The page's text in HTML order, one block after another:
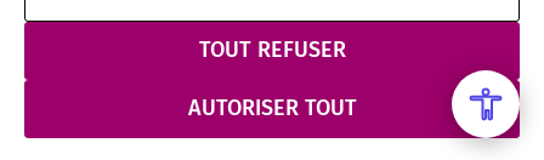
MentionsCGVConfidentialité
& Sécurité
Résilier le contrat
TOUT REFUSER
AUTORISER TOUT